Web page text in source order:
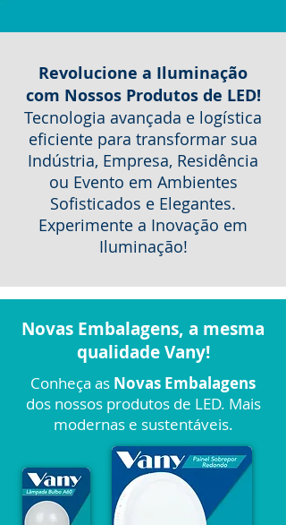
Revolucione a Iluminação
com Nossos Produtos de LED!
Tecnologia avançada e logística
eficiente para transformar sua
Indústria, Empresa, Residência
ou Evento em Ambientes
Sofisticados e Elegantes.
Experimente a Inovação em
Iluminação!
Novas Embalagens, a mesma
qualidade Vany!
Conheça as Novas Embalagens
dos nossos produtos de LED. Mais
modernas e sustentáveis.